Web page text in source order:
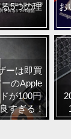
5つの理
お
ーは即買
のApple
が100円
すぎる！